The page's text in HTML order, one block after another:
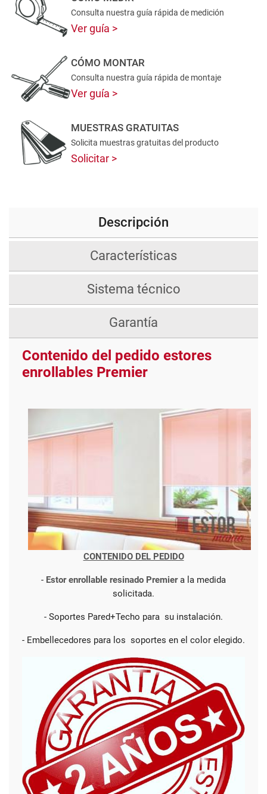
Consulta nuestra guía rápida de medición
Ver guía
CÓMO MONTAR
Consulta nuestra guía rápida de montaje
Ver guía
MUESTRAS GRATUITAS
Solicita muestras gratuitas del producto
Solicitar
Descripción
Características
Sistema técnico
Garantía
Contenido del pedido estores
enrollables Premier
CONTENIDO DEL PEDIDO
- Estor enrollable resinado Premiera la medida
solicitada.
- Soportes Pared+Techo para su instalación.
- Embellecedores para los soportes en el color elegido.